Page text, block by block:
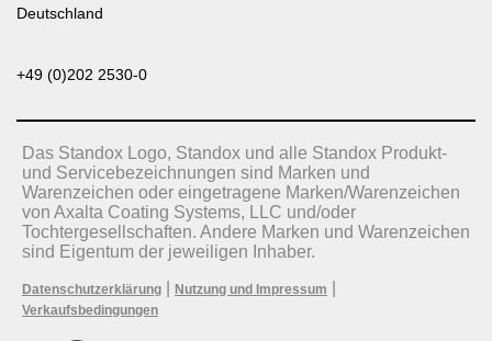
Deutschland
+49 (0)202 2530-0
Das Standox Logo, Standox und alle Standox Produkt-
und Servicebezeichnungen sind Marken und
Warenzeichen oder eingetragene Marken/Warenzeichen
von Axalta Coating Systems, LLC und/oder
Tochtergesellschaften. Andere Marken und Warenzeichen
sind Eigentum der jeweiligen Inhaber.
Datenschutzerklärung Nutzung und Impressum
Verkaufsbedingungen